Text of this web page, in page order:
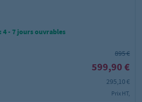
4 - 7 jours ouvrables
895 €
599,90 €
295,10 €
Prix HT,